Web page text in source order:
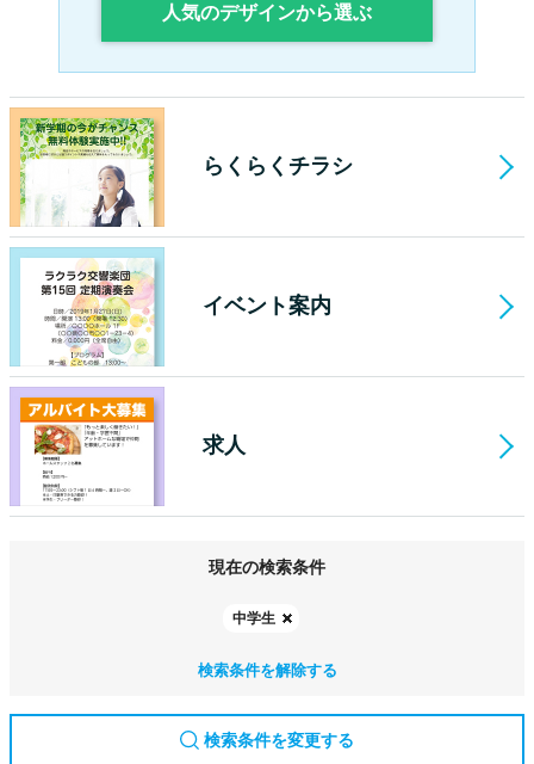
人気のデザインから選ぶ
らくらくチラシ
イベント案内
求人
現在の検索条件
中学生
検索条件を解除する
検索条件を変更する